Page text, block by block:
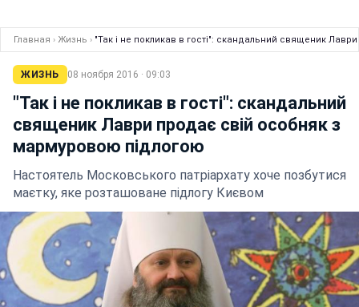
Главная › Жизнь › "Так і не покликав в гості": скандальний священик
ЖИЗНЬ 08 ноября 2016 · 09:03
"Так і не покликав в гості": скандальний
священик Лаври продає свій особняк з
мармуровою підлогою
Настоятель Московського патріархату хоче позбутися
маєтку, яке розташоване підлогу Києвом